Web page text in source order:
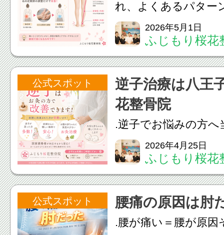
れ、よくあるパター
患者様は右の腰の痛
整だけで改善。原因
でつながる“筋膜ラ
だけやっても治らな
2026年5月1日
ふじもり桜花
公式スポット
逆子治療は八王
花整骨院
.逆子でお悩みの方へ
よる施術で実際に「
という方が多数いら
✨✔ 帝王切開をでき
何かできることはな
✔ できるだけ自然に
2026年4月25日
ふじもり桜花
公式スポット 腰痛の原因は肘
.腰が痛い＝腰が原因